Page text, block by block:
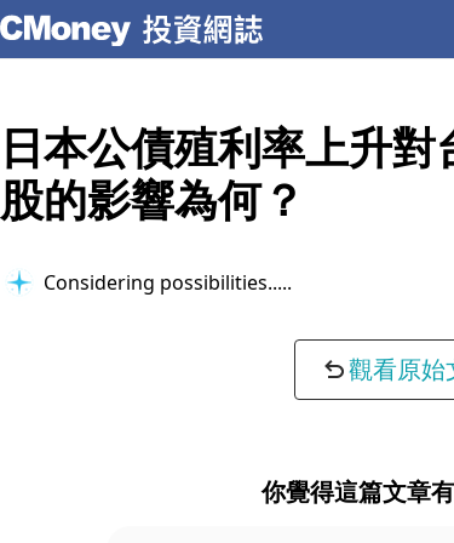
日本公債殖利率上升
股的影響為何？
Considering possibilities...
觀看原始
你覺得這篇文章